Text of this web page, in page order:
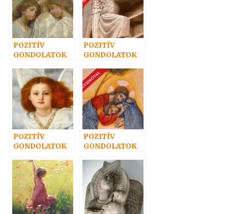
POZITÍV
GONDOLATOK
POZITÍV
GONDOLATOK
POZITÍV
GONDOLATOK
POZITÍV
GONDOLATOK